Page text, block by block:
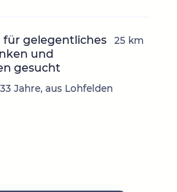
für gelegentliches
und
gesucht
Jahre, aus Lohfelden
25 km